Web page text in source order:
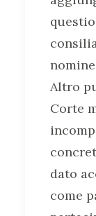
Altro
Corte
dato
come